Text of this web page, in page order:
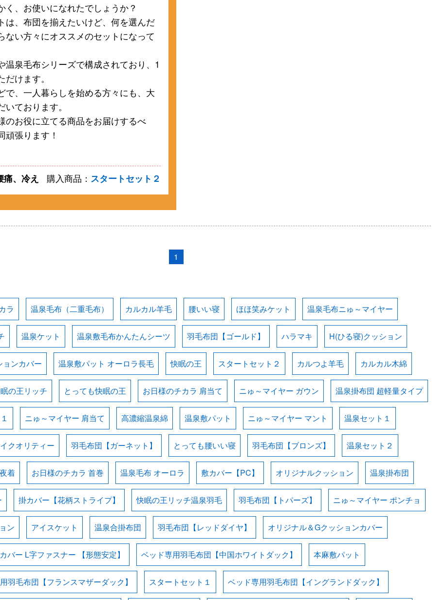
く、お使いになれたでしょうか？
は、布団を揃えたいけど、何を選んだ
ない方々にオススメのセットになって
温泉毛布シリーズで構成されており、1
けます。
で、一人暮らしを始める方々にも、大
ております。
のお役に立てる商品をお届けするべ
頑張ります！
痛、冷え 購入商品： スタートセット２
1
ラ 温泉毛布（二重毛布） カルカル羊毛 腰いい寝 ほほ笑みケット 温泉毛布ニゅ～マイヤー
温泉ケット 温泉敷毛布かんたんシーツ 羽毛布団【ゴールド】 ハラマキ H(ひる寝)クッション
ョンカバー 温泉敷パット オーロラ長毛 快眠の王 スタートセット２ カルつよ羊毛 カルカル木綿
の王リッチ とっても快眠の王 お日様のチカラ 肩当て ニゅ～マイヤー ガウン 温泉掛布団 超軽量タイプ
ニゅ～マイヤー 肩当て 高濃縮温泉綿 温泉敷パット ニゅ～マイヤー マント 温泉セット１
クオリティー 羽毛布団【ガーネット】 とっても腰いい寝 羽毛布団【ブロンズ】 温泉セット２
着 お日様のチカラ 首巻 温泉毛布 オーロラ 敷カバー【PC】 オリジナルクッション 温泉掛布団
掛カバー【花柄ストライプ】 快眠の王リッチ温泉羽毛 羽毛布団【トパーズ】 ニゅ～マイヤー ポンチョ
ン アイスケット 温泉合掛布団 羽毛布団【レッドダイヤ】 オリジナル＆Gクッションカバー
バー L字ファスナー 【形態安定】 ベッド専用羽毛布団【中国ホワイトダック】 本麻敷パット
羽毛布団【フランスマザーダック】 スタートセット１ ベッド専用羽毛布団【イングランドダック】